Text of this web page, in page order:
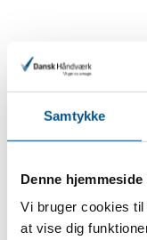
Samtykke
Denne
Vi bruger cookies
at vise dig